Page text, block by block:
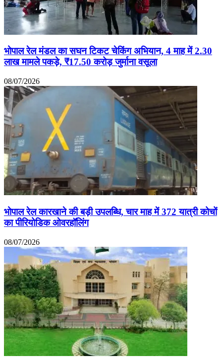
भोपाल रेल मंडल का सघन टिकट चेकिंग अभियान, 4 माह में 2.30
लाख मामले पकड़े, ₹17.50 करोड़ जुर्माना वसूला
08/07/2026
भोपाल रेल कारखाने की बड़ी उपलब्धि, चार माह में 372 यात्री कोचों
का पीरियोडिक ओवरहॉलिंग
08/07/2026